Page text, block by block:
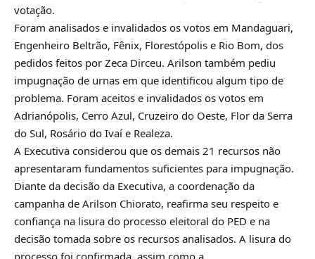
votação.
Foram analisados e invalidados os votos em Mandaguari,
Engenheiro Beltrão, Fênix, Florestópolis e Rio Bom, dos
pedidos feitos por Zeca Dirceu. Arilson também pediu
impugnação de urnas em que identificou algum tipo de
problema. Foram aceitos e invalidados os votos em
Adrianópolis, Cerro Azul, Cruzeiro do Oeste, Flor da Serra
do Sul, Rosário do Ivaí e Realeza.
A Executiva considerou que os demais 21 recursos não
apresentaram fundamentos suficientes para impugnação.
Diante da decisão da Executiva, a coordenação da
campanha de Arilson Chiorato, reafirma seu respeito e
confiança na lisura do processo eleitoral do PED e na
decisão tomada sobre os recursos analisados. A lisura do
processo foi confirmada, assim como a